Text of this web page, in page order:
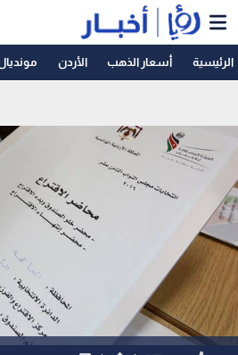
الرئيسية أسعار الذهب الأردن مونديال